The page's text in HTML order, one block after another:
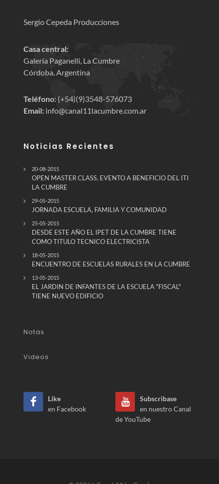
Sergio Cepeda Producciones
Casa central:
Galería Paganelli, La Cumbre
Córdoba, Argentina
Teléfono: (+54)(9)3548-576073
Email: info@canal11lacumbre.com.ar
Noticias Recientes
20-08-2015
OPEN MASTER CLASS, EVENTO A BENEFICIO DEL ITI
LA CUMBRE
29-05-2015
JORNADA ESCUELA, FAMILIA Y COMUNIDAD
25-05-2015
DESDE ESTE AÑO EL IPET DE LA CUMBRE TIENE
COMO TITULO TECNICO ELECTRICISTA
18-05-2015
ENCUENTRO DE ESCUELAS RURALES EN LA CUMBRE
13-05-2015
EL JARDIN DE INFANTES DE LA ESCUELA "FISCAL"
TIENE NUEVO EDIFICIO
Notas
Videos
Like
en Facebook
Subscribase
en nuestro Canal
de YouTube